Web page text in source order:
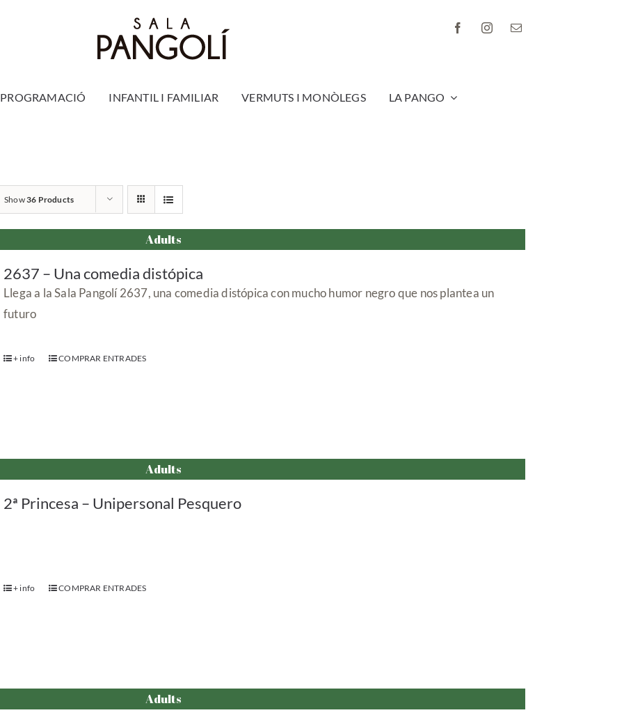
PROGRAMACIÓ INFANTIL I FAMILIAR VERMUTS I MONÒLEGS LA PANGO
Show36 Products
Adults
2637 – Una comedia distópica
Llega a la Sala Pangolí 2637, una comedia distópica con mucho humor negro que nos plantea un
futuro
+ info COMPRAR ENTRADES
Adults
2ª Princesa – Unipersonal Pesquero
+ info COMPRAR ENTRADES
Adults